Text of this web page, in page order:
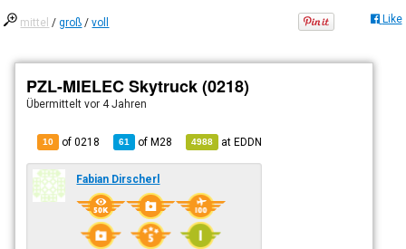
mittel /groß /voll Like
PZL-MIELEC Skytruck (0218)
Übermitteltvor 4 Jahren
10 of 0218 61 ofM28 4988 atEDDN
Fabian Dirscherl